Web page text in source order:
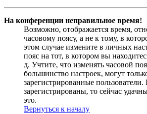
На конференции неправильное время!
Возможно, отображается время,
часовому поясу, а не к тому, в
этом случае измените в личных
пояс на тот, в котором вы
д. Учтите, что изменять часовой
большинство настроек, могут
зарегистрированные
зарегистрированы, то сейчас
это.
Вернуться к началу